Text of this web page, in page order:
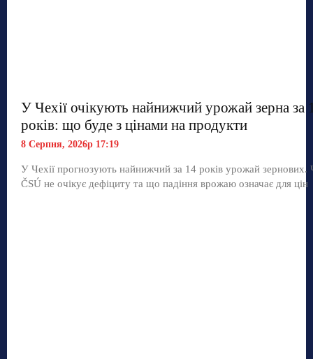
У Чехії очікують найнижчий урожай зерна за
років: що буде з цінами на продукти
8 Серпня, 2026р 17:19
У Чехії прогнозують найнижчий за 14 років урожай
ČSÚ не очікує дефіциту та що падіння врожаю означає для цін